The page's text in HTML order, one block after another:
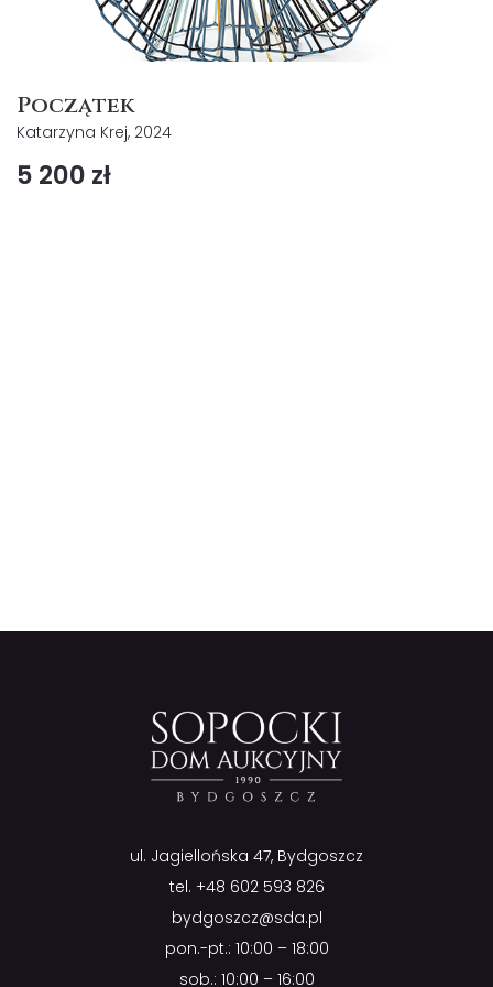
Początek
Katarzyna Krej, 2024
5 200 zł
ul. Jagiellońska 47, Bydgoszcz
tel. +48 602 593 826
bydgoszcz@sda.pl
pon.-pt.: 10:00 – 18:00
sob.: 10:00 – 16:00